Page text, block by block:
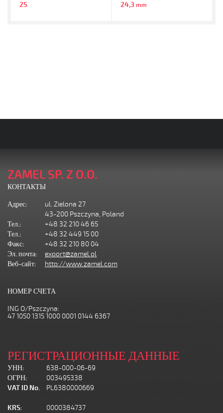
25 24,3 mm
ZAMEL SP. Z O.O.
КОНТАКТЫ
Адрес:
ul. Zielona 27
43-200 Pszczyna, Poland
Тел.:
+48 32 210 46 65
Тел.:
+48 32 449 15 00
Факс:
+48 32 210 80 04
Эл. почта:
export@zamel.pl
Веб-сайт:
http://www.zamel.com
НОМЕР СЧЕТА
ING O/Pszczyna:
47 1050 1315 1000 0001 0144 6367
РЕГИСТРАЦИОННЫЕ ДАННЫЕ
УНН:
638-000-06-69
ОГРН:
003495338
VAT ID No.
PL6380000669
KRS:
0000384737